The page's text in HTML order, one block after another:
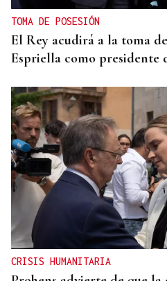
TOMA DE POSESIÓN
El Rey acudirá a la toma
Espriella como presidente
CRISIS HUMANITARIA